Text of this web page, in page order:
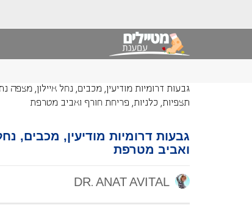
גבעות דרומיות מודיעין, מכבים, נחל איילון, מצפה
תצפיות, כלניות, פריחת חורף ואביב מטרפת
גבעות דרומיות מודיעין, מכבים,
ואביב מטרפת